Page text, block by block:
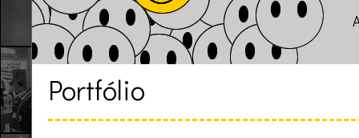
Portfólio